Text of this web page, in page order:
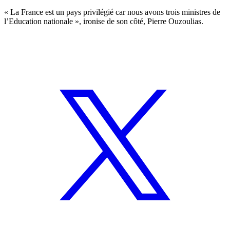
« La France est un pays privilégié car nous avons trois ministres de
l’Education nationale », ironise de son côté, Pierre Ouzoulias.